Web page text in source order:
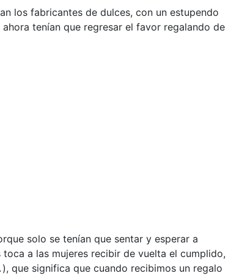
los fabricantes de dulces, con un estupendo
tenían que regresar el favor regalando de
solo se tenían que sentar y esperar a
a las mujeres recibir de vuelta el cumplido,
que significa que cuando recibimos un regalo